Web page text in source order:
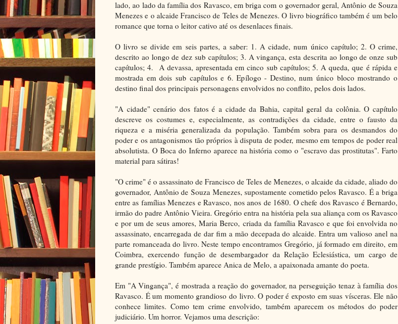
lado, ao lado da família dos Ravasco, em briga com o governador geral, Antônio de Souza
Menezes e o alcaide Francisco de Teles de Menezes. O livro biográfico também é um belo
romance que torna o leitor cativo até os desenlaces finais.
O livro se divide em seis partes, a saber: 1. A cidade, num único capítulo; 2. O crime,
descrito ao longo de dez sub capítulos; 3. A vingança, esta descrita ao longo de onze sub
capítulos; 4. A devassa, apresentada em cinco sub capítulos; 5. A queda, que é rápida e
mostrada em dois sub capítulos e 6. Epílogo - Destino, num único bloco mostrando o
destino final dos principais personagens envolvidos no conflito, pelos dois lados.
"A cidade" cenário dos fatos é a cidade da Bahia, capital geral da colônia. O capítulo
descreve os costumes e, especialmente, as contradições da cidade, entre o fausto da
riqueza e a miséria generalizada da população. Também sobra para os desmandos do
poder e os antagonismos tão próprios à disputa de poder, mesmo em tempos de poder real
absolutista. O Boca do Inferno aparece na história como o "escravo das prostitutas". Farto
material para sátiras!
"O crime" é o assassinato de Francisco de Teles de Menezes, o alcaide da cidade, aliado do
governador, Antônio de Souza Menezes, supostamente cometido pelos Ravasco. É a briga
entre as famílias Menezes e Ravasco, nos anos de 1680. O chefe dos Ravasco é Bernardo,
irmão do padre Antônio Vieira. Gregório entra na história pela sua aliança com os Ravasco
e por um de seus amores, Maria Berco, criada da família Ravasco e que foi envolvida no
assassinato, encarregada de dar fim a mão decepada do alcaide. Entra um valioso anel na
parte romanceada do livro. Neste tempo encontramos Gregório, já formado em direito, em
Coimbra, exercendo função de desembargador da Relação Eclesiástica, um cargo de
grande prestígio. Também aparece Anica de Melo, a apaixonada amante do poeta.
Em "A Vingança", é mostrada a reação do governador, na perseguição tenaz à família dos
Ravasco. É um momento grandioso do livro. O poder é exposto em suas vísceras. Ele não
conhece limites. Como tem crime envolvido, também aparecem os métodos do poder
judiciário. Um horror. Vejamos uma descrição: